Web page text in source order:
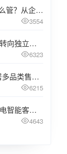
工业品B2B客服的询盘与售后怎么管？从企微群接待、技术问题分派到工单系统闭环的运营方法
3554
零售客服的竞争已从自动回复率转向独立接待率，2026年智能客服系统不再比谁答得快，比谁闭环多
6323
从“听描述”到“看现场”：智能家居多品类售后，电话+视频客服双擎驱动，重塑远程服务体验
6215
从安装咨询到故障报修，智能家电智能客服系统的路由设计方法
4643